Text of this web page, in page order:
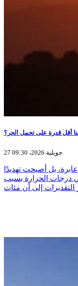
أقل قدرة على تحمل الحر؟
27 جويلية 2026، 09:30
بل أصبحت تهديدًا
درجات الحرارة بسبب